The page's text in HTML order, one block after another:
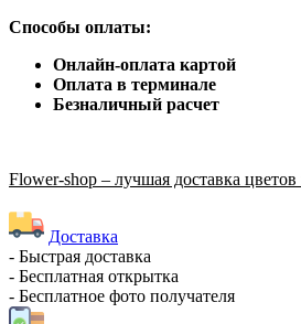
Способы оплаты:
Онлайн-оплата картой
Оплата в терминале
Безналичный расчет
Flower-shop – лучшая доставка
Доставка
- Быстрая доставка
- Бесплатная открытка
- Бесплатное фото получателя